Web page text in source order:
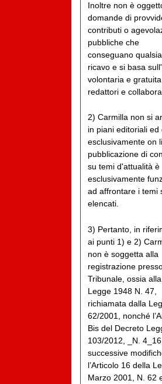
Inoltre non è
domande di
contributi o
pubbliche che
conseguano
ricavo e si basa
volontaria e
redattori e
2) Carmilla non si
in piani editoriali ed
esclusivamente on
pubblicazione di
su temi d'attualità è
esclusivamente
ad affrontare i temi
elencati.
3) Pertanto, in
ai punti 1) e 2)
non è soggetta alla
registrazione
Tribunale, ossia alla
Legge 1948 N. 47,
richiamata dalla
62/2001, nonché
Bis del Decreto
103/2012, _N.
successive
l’Articolo 16 della
Marzo 2001, N. 62